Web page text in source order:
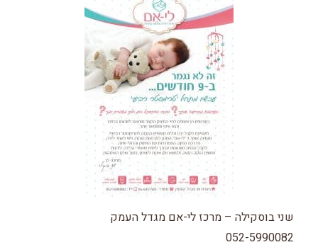
שני בוסקילה – מרכז לי-אם מגדל העמק
052-5990082